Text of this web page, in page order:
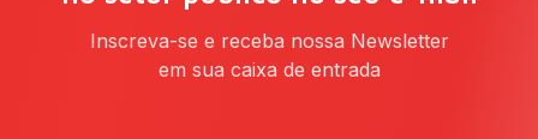
Inscreva-se e receba nossa Newsletter
em sua caixa de entrada